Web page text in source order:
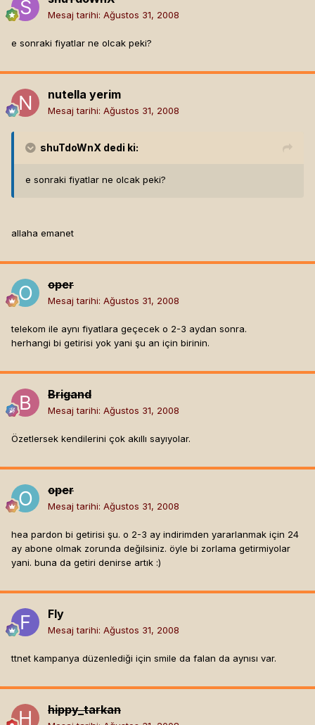
Mesaj tarihi: Ağustos 31, 2008
e sonraki fiyatlar ne olcak peki?
nutella yerim
Mesaj tarihi: Ağustos 31, 2008
shuTdoWnX dedi ki:
e sonraki fiyatlar ne olcak peki?
allaha emanet
oper
Mesaj tarihi: Ağustos 31, 2008
telekom ile aynı fiyatlara geçecek o 2-3 aydan sonra.
herhangi bi getirisi yok yani şu an için birinin.
Brigand
Mesaj tarihi: Ağustos 31, 2008
Özetlersek kendilerini çok akıllı sayıyolar.
oper
Mesaj tarihi: Ağustos 31, 2008
hea pardon bi getirisi şu. o 2-3 ay indirimden yararlanmak için 24
ay abone olmak zorunda değilsiniz. öyle bi zorlama getirmiyolar
yani. buna da getiri denirse artık :)
Fly
Mesaj tarihi: Ağustos 31, 2008
ttnet kampanya düzenlediği için smile da falan da aynısı var.
hippy_tarkan